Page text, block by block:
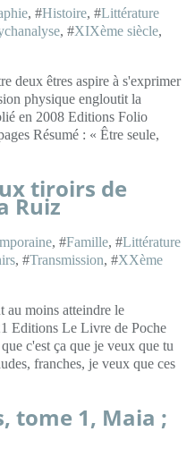
, #Histoire, #Littérature
, #XIXème siècle,
deux êtres aspire à s'exprimer
physique engloutit la
en 2008 Editions Folio
Résumé : « Être seule,
tiroirs de
Ruiz
, #Famille, #Littérature
, #Transmission, #XXème
au moins atteindre le
Editions Le Livre de Poche
c'est ça que je veux que tu
franches, je veux que ces
tome 1, Maia ;